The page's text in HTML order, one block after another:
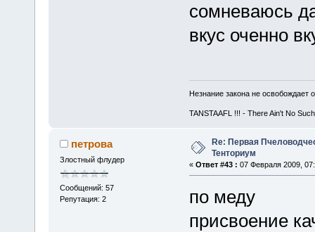
сомневаюсь
вкус оченно
Незнание закона не освобождает
TANSTAAFL !!! - There Ain't No
петрова
Злостный флудер
Сообщений: 57
Репутация: 2
Re: Первая
Тенториум
« Ответ #43 : 07 Февраля 2009,
по меду
присвоение